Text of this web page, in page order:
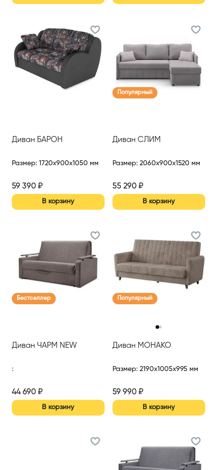
Диван БАРОН
Размер: 1720x900x1050 мм
59 390 ₽
В корзину
Популярный
Диван СЛИМ
Размер: 2060x900x1520 мм
55 290₽
В корзину
Бестселлер
Диван ЧАРМ NEW
:
44 690 ₽
В корзину
Популярный
Диван МОНАКО
Размер: 2190x1005x995 мм
59 990₽
В корзину